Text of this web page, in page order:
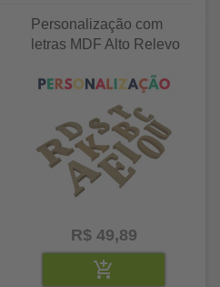
Personalização com
letras MDF Alto Relevo
R$ 49,89